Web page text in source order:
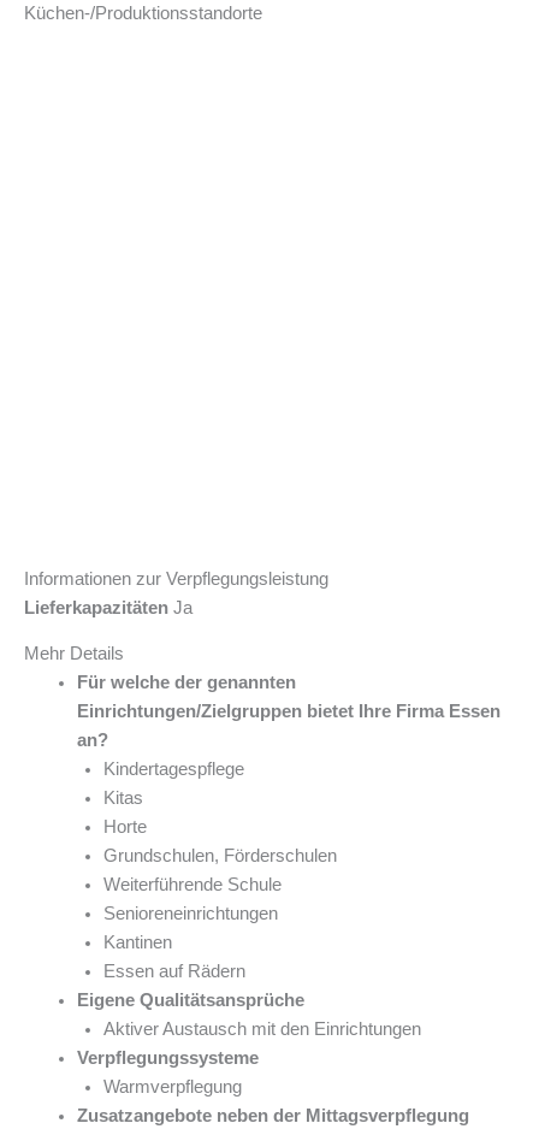
Küchen-/Produktionsstandorte
Informationen zur Verpflegungsleistung
Lieferkapazitäten Ja
Mehr Details
Für welche der genannten
Einrichtungen/Zielgruppen bietet Ihre Firma Essen
an?
Kindertagespflege
Kitas
Horte
Grundschulen, Förderschulen
Weiterführende Schule
Senioreneinrichtungen
Kantinen
Essen auf Rädern
Eigene Qualitätsansprüche
Aktiver Austausch mit den Einrichtungen
Verpflegungssysteme
Warmverpflegung
Zusatzangebote neben der Mittagsverpflegung